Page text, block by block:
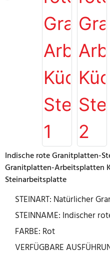
Indische rote Granitplatten-
Granitplatten-Arbeitsplatten
Steinarbeitsplatte
STEINART: Natürlicher
STEINNAME: Indischer
FARBE: Rot
VERFÜGBARE